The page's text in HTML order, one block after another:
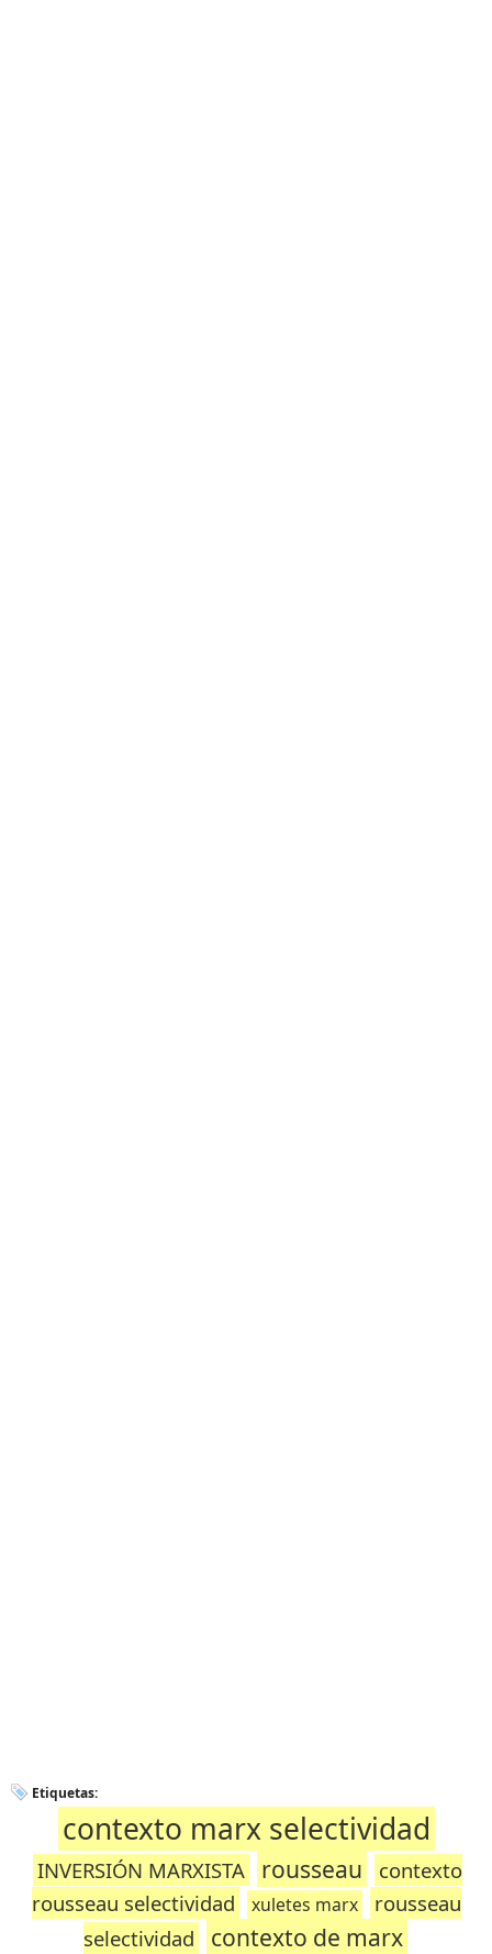
Etiquetas:
contexto marx selectividad
INVERSIÓN MARXISTA rousseau
contexto
rousseau selectividad
xuletes marx
rousseau
selectividad
contexto de marx